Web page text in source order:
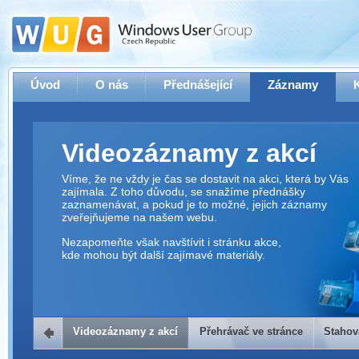
Úvod O nás Přednášející Záznamy
Videozáznamy z akcí
Víme, že ne vždy je čas se dostavit na akci, která by Vás
zajímala. Z toho důvodu, se snažíme přednášky
zaznamenávat, a pokud je to možné, jejich záznamy
zveřejňujeme na našem webu.
Nezapomeňte však navštívit i stránku akce,
kde mohou být další zajímavé materiály.
Přehrávač ve stránce
Videozáznamy z akcí Přehrávač ve stránce